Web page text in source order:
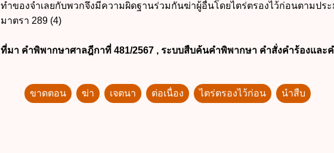
ทำของจำเลยกับพวกจึงมีความผิดฐานร่วมกันฆ่าผู้อื่นโดยไตร่ตรองไว้ก่อนตามปร
มาตรา 289 (4)
ที่มา คำพิพากษาศาลฎีกาที่ 481/2567 , ระบบสืบค้นคำพิพากษา คำสั่งคำร้องและ
ขาดตอน ฆ่า เจตนา ต่อเนื่อง ไตร่ตรองไว้ก่อน นำสืบ